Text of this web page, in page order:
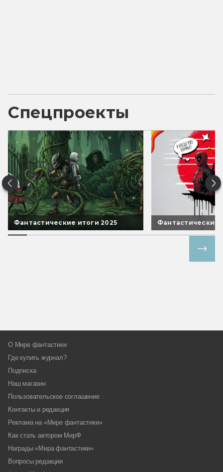
Спецпроекты
Фантастические итоги 2025 Фантастические
О Мире фантастики
Где купить журнал?
Подписка
Наш магазин
Пользовательское соглашение
Контакты и редакция
Реклама на «Мире фантастики»
Как стать автором МирФ
Награды «Мира фантастики»
Вопросы редакции